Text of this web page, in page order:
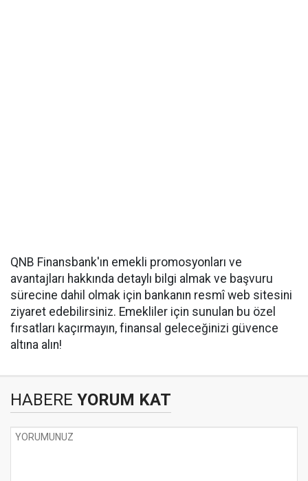
QNB Finansbank'ın emekli promosyonları ve
avantajları hakkında detaylı bilgi almak ve başvuru
sürecine dahil olmak için bankanın resmî web sitesini
ziyaret edebilirsiniz. Emekliler için sunulan bu özel
fırsatları kaçırmayın, finansal geleceğinizi güvence
altına alın!
HABERE YORUM KAT